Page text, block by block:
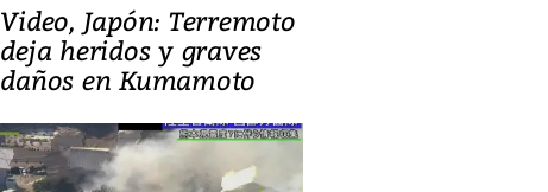
Video, Japón: Terremoto
deja heridos y graves
daños en Kumamoto